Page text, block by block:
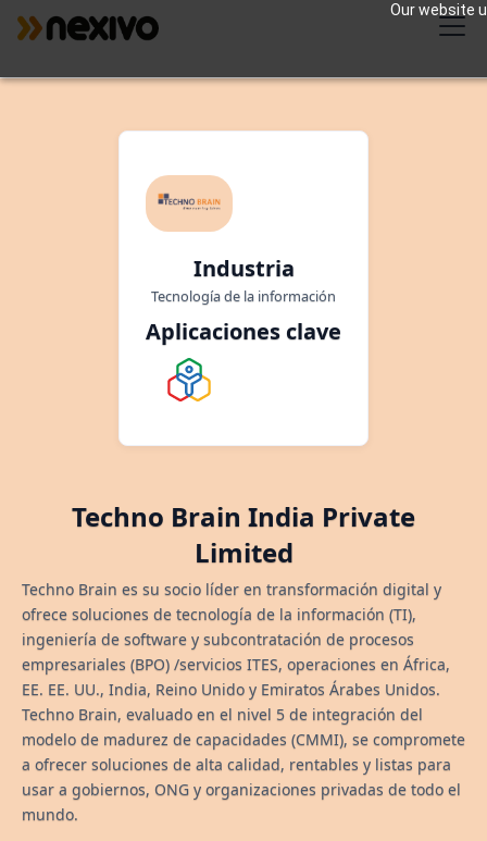
Our website
Industria
Tecnología de la información
Aplicaciones clave
Techno Brain India Private
Limited
Techno Brain es su socio líder en transformación digital y
ofrece soluciones de tecnología de la información (TI),
ingeniería de software y subcontratación de procesos
empresariales (BPO) /servicios ITES, operaciones en África,
EE. EE. UU., India, Reino Unido y Emiratos Árabes Unidos.
Techno Brain, evaluado en el nivel 5 de integración del
modelo de madurez de capacidades (CMMI), se compromete
a ofrecer soluciones de alta calidad, rentables y listas para
usar a gobiernos, ONG y organizaciones privadas de todo el
mundo.